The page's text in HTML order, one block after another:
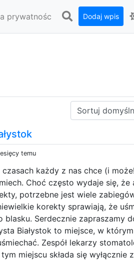
prywatnośc Dodaj wpis
Sortuj:
temu
każdy z nas chce (i
Choć często wydaje się, że
potrzebne jest wiele
korekty sprawiają, że
blasku. Serdecznie zapraszamy
Białystok to miejsce, w
Zespół lekarzy
miejscu składa się wyłącznie